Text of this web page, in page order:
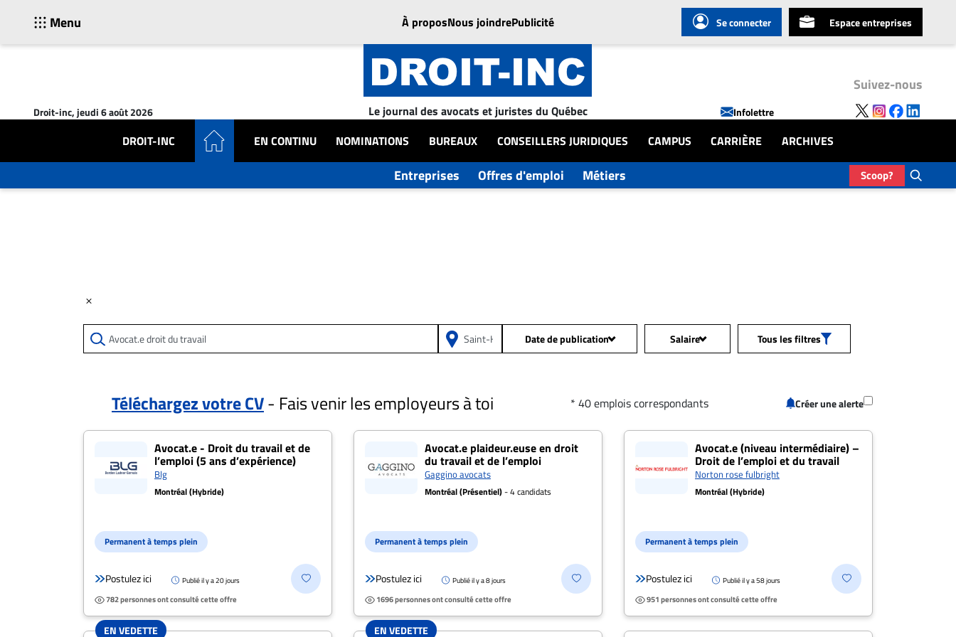
Menu À proposNous joindrePublicité Se connecter Espace entreprises
Droit-inc, jeudi 6 août 2026 Le journal des avocats et juristes du Québec Infolettre
Suivez-nous
DROIT-INC EN CONTINU NOMINATIONS BUREAUX CONSEILLERS JURIDIQUES CAMPUS CARRIÈRE ARCHIVES
Entreprises Offres d'emploi Métiers Scoop?
En
CARRIÈRE
EMPLOIS
ENTREPRISES
Date de publication
Depuis 2 jours
Depuis 5 jours
Salaire
salaires
50 000$+
70 000$+
120 000$+
150 000$+
200 000$+
Tous les filtres
Date de publication: Toutes les offres+
Salaire: Tous les salaires+
Distance+
Type de poste+
Présentiel/Télétravail+
Téléchargez votre CV- Fais venir les employeurs à toi * 40 emplois correspondants Créer une alerte
40 offres pour "Avocat.e droit du travail" à Saint-Hyacinthe
Avocat.e - Droit du travail et de
l’emploi (5 ans d’expérience)
Blg
Montréal (Hybride)
Permanent à temps plein
Postulez ici Publié il y a 20 jours
782 personnes ont consulté cette offre
Postulez
Avocat.e plaideur.euse en droit
du travail et de l’emploi
Gaggino avocats
Montréal (Présentiel)- 4 candidats
Permanent à temps plein
Postulez ici Publié il y a 8 jours
1696 personnes ont consulté cette offre
Postulez
Avocat.e (niveau intermédiaire) –
Droit de l’emploi et du travail
Norton rose fulbright
Montréal (Hybride)
Permanent à temps plein
Postulez ici Publié il y a 58 jours
951 personnes ont consulté cette offre
Postulez
EN VEDETTE EN VEDETTE